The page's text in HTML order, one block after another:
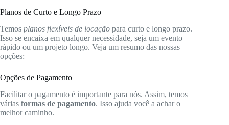
Planos de Curto e Longo Prazo
Temos planos flexíveis de locação para curto e longo prazo.
Isso se encaixa em qualquer necessidade, seja um evento
rápido ou um projeto longo. Veja um resumo das nossas
opções:
Opções de Pagamento
Facilitar o pagamento é importante para nós. Assim, temos
várias formas de pagamento. Isso ajuda você a achar o
melhor caminho.